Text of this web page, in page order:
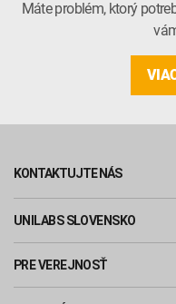
Máte problém, ktorý
KONTAKTUJTE NÁS
UNILABS SLOVENSKO
PRE VEREJNOSŤ